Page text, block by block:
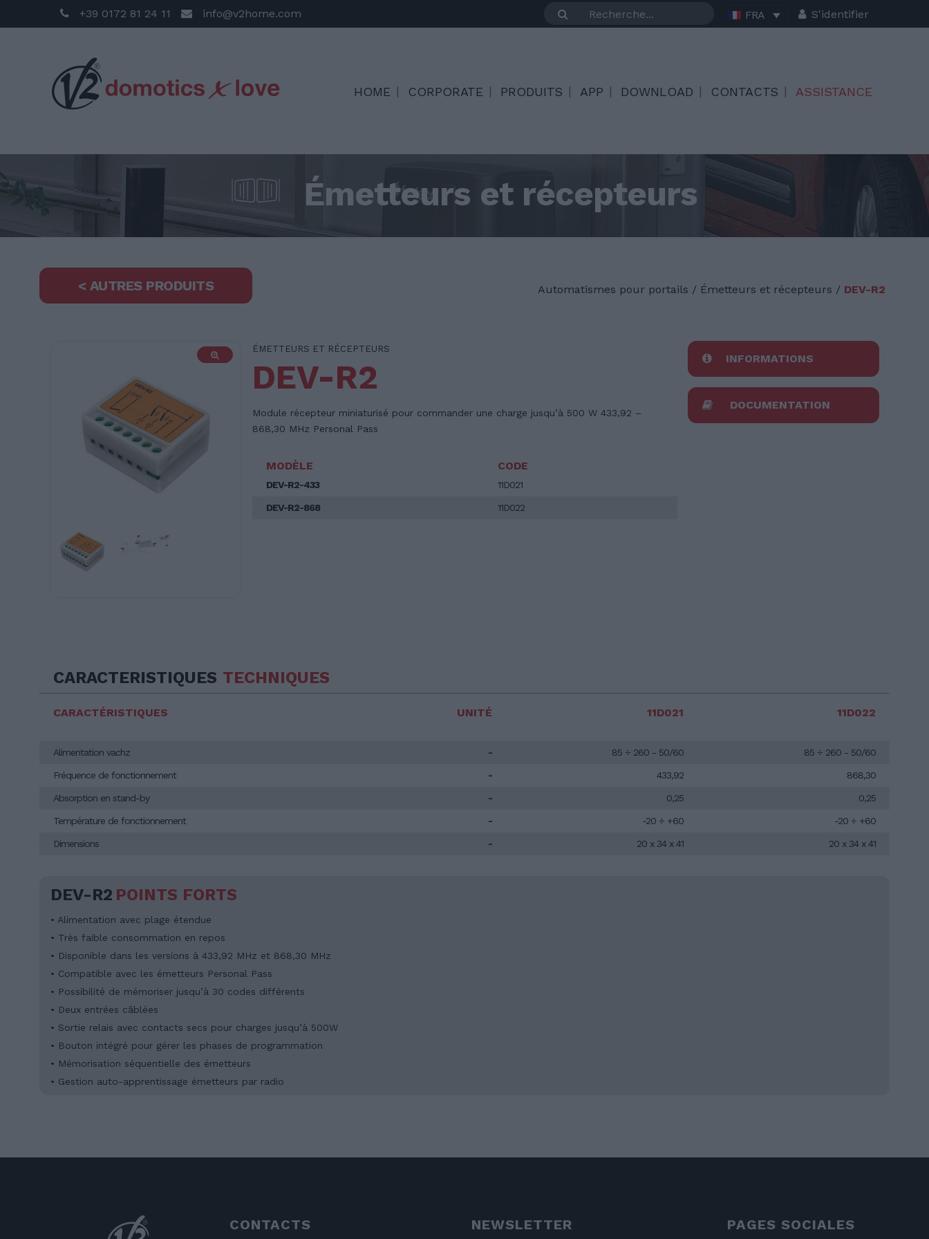
+39 0172 81 24 11 info@v2home.com FRA S'identifier
HOME CORPORATE PRODUITS APP DOWNLOAD CONTACTS ASSISTANCE
Émetteurs et récepteurs
< AUTRES PRODUITS Automatismes pour portails / Émetteurs et récepteurs / DEV-R2
ÉMETTEURS ET RÉCEPTEURS
DEV-R2
Module récepteur miniaturisé pour commander une charge jusqu’à 500 W 433,92 –
868,30 MHz Personal Pass
MODÈLE CODE
DEV-R2-433 11D021
DEV-R2-868 11D022
INFORMATIONS
DOCUMENTATION
CARACTERISTIQUES TECHNIQUES
CARACTÉRISTIQUES
Alimentation vachz
Fréquence de fonctionnement
Absorption en stand-by
Température de fonctionnement
Dimensions
UNITÉ
-
-
-
-
-
11D021
85 ÷ 260 - 50/60
433,92
0,25
-20 ÷ +60
20 x 34 x 41
11D022
85 ÷ 260 - 50/60
868,30
0,25
-20 ÷ +60
20 x 34 x 41
DEV-R2 POINTS FORTS
• Alimentation avec plage étendue
• Très faible consommation en repos
• Disponible dans les versions à 433,92 MHz et 868,30 MHz
• Compatible avec les émetteurs Personal Pass
• Possibilité de mémoriser jusqu’à 30 codes différents
• Deux entrées câblées
• Sortie relais avec contacts secs pour charges jusqu’à 500W
• Bouton intégré pour gérer les phases de programmation
• Mémorisation séquentielle des émetteurs
• Gestion auto-apprentissage émetteurs par radio
CONTACTS NEWSLETTER PAGES SOCIALES